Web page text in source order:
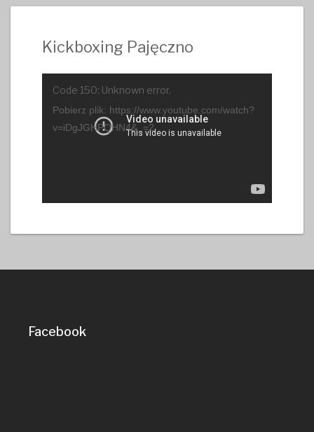
Kickboxing Pajęczno
Code 150: Unknown error.
Pobierz plik: https://www.youtube.com/watch?
v=iDgJGHPQHN4&_=2
Facebook